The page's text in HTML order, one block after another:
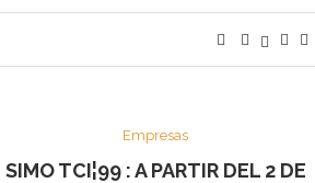
Empresas
SIMO TCI¦99 : A PARTIR DEL 2 DE